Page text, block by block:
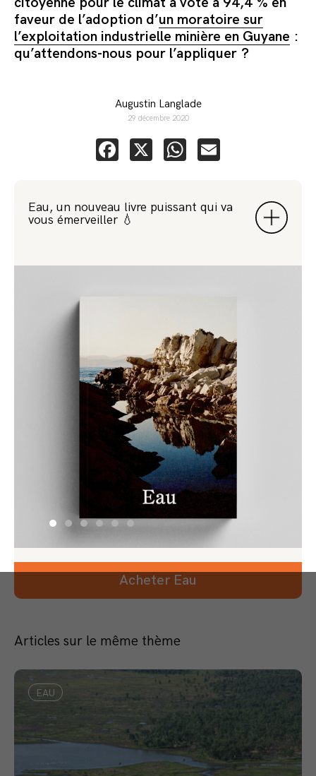
faveur de l’adoption d’un moratoire sur
l’exploitation industrielle minière en Guyane :
qu’attendons-nous pour l’appliquer ?
Augustin Langlade
29 décembre 2020
Facebook
X WhatsApp
Eau, un nouveau livre puissant qui va
vous émerveiller 💧
Acheter Eau
Articles sur le même thème
EAU